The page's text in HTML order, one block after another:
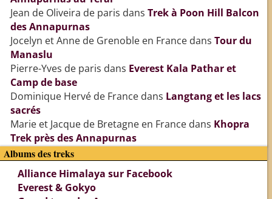
Jean de Oliveira de paris dans Trek à Poon Hill Balcon
des Annapurnas
Jocelyn et Anne de Grenoble en Francedans Tour du
Manaslu
Pierre-Yves de paris dans Everest Kala Pathar et
Camp de base
Dominique Hervé de Francedans Langtang et les lacs
sacrés
Marie et Jacque de Bretagne en Francedans Khopra
Trek près des Annapurnas
Albums des treks
Alliance Himalaya sur Facebook
Everest & Gokyo